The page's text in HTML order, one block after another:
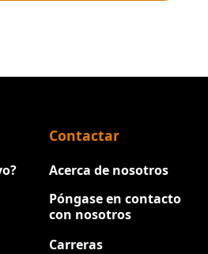
Contactar
Acerca de nosotros
Póngase en contacto
con nosotros
Carreras